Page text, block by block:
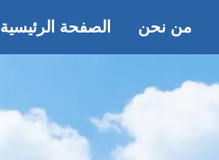
الصفحة الرئيسية من نحن